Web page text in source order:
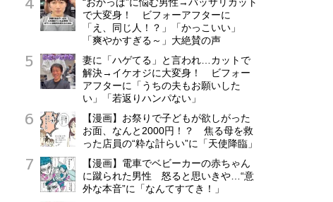
で大変身！ ビフォーアフターに
「え、同じ人！？」「かっこいい」
「爽やかすぎる～」大絶賛の声
妻に「ハゲてる」と言われ…カットで
解決→イケオジに大変身！ ビフォー
アフターに「うちの夫もお願いした
い」「若返りハンパない」
【漫画】お祭りで子どもが欲しがった
お面、なんと2000円！？ 焦る母を救
った店員の“粋な計らい”に「天使降臨」
【漫画】電車でベビーカーの赤ちゃん
に蹴られた男性 怒ると思いきや…“意
外な本音”に「なんてすてき！」